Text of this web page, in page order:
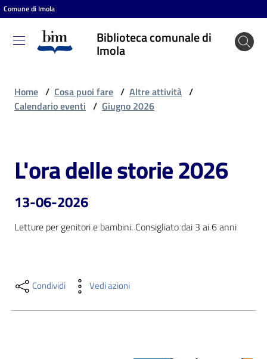
Vai al contenuto
Vai alla navigazione
Vai al footer
Comune di Imola
Biblioteca comunale di
Imola
Biblioteca
comunale
Cosa
puoi
fare
contenuti
Home / Cosa puoi fare / Altre attività /
Calendario eventi / Giugno 2026
Salta al contenuto
L'ora delle storie 2026
13-06-2026
Letture per genitori e bambini. Consigliato dai 3 ai 6 anni
Condividi Vedi azioni